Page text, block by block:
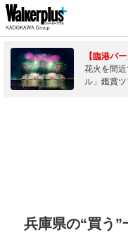
【臨港パ
花火を間
ル」鑑賞
兵庫県の“買う”